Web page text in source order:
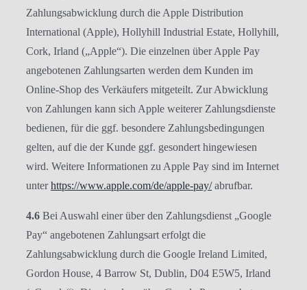
Zahlungsabwicklung durch die Apple Distribution
International (Apple), Hollyhill Industrial Estate, Hollyhill,
Cork, Irland („Apple“). Die einzelnen über Apple Pay
angebotenen Zahlungsarten werden dem Kunden im
Online-Shop des Verkäufers mitgeteilt. Zur Abwicklung
von Zahlungen kann sich Apple weiterer Zahlungsdienste
bedienen, für die ggf. besondere Zahlungsbedingungen
gelten, auf die der Kunde ggf. gesondert hingewiesen
wird. Weitere Informationen zu Apple Pay sind im Internet
unterhttps://www.apple.com/de/apple-pay/abrufbar.
4.6 Bei Auswahl einer über den Zahlungsdienst „Google
Pay“ angebotenen Zahlungsart erfolgt die
Zahlungsabwicklung durch die Google Ireland Limited,
Gordon House, 4 Barrow St, Dublin, D04 E5W5, Irland